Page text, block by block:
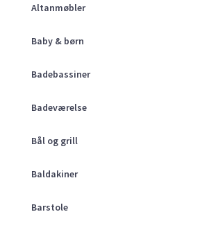
Altanmøbler
Baby & børn
Badebassiner
Badeværelse
Bål og grill
Baldakiner
Barstole